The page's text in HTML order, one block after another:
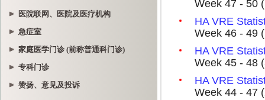
医院联网、医院及医疗机构
急症室
家庭医学门诊 (前称普通科门诊)
专科门诊
赞扬、意见及投诉